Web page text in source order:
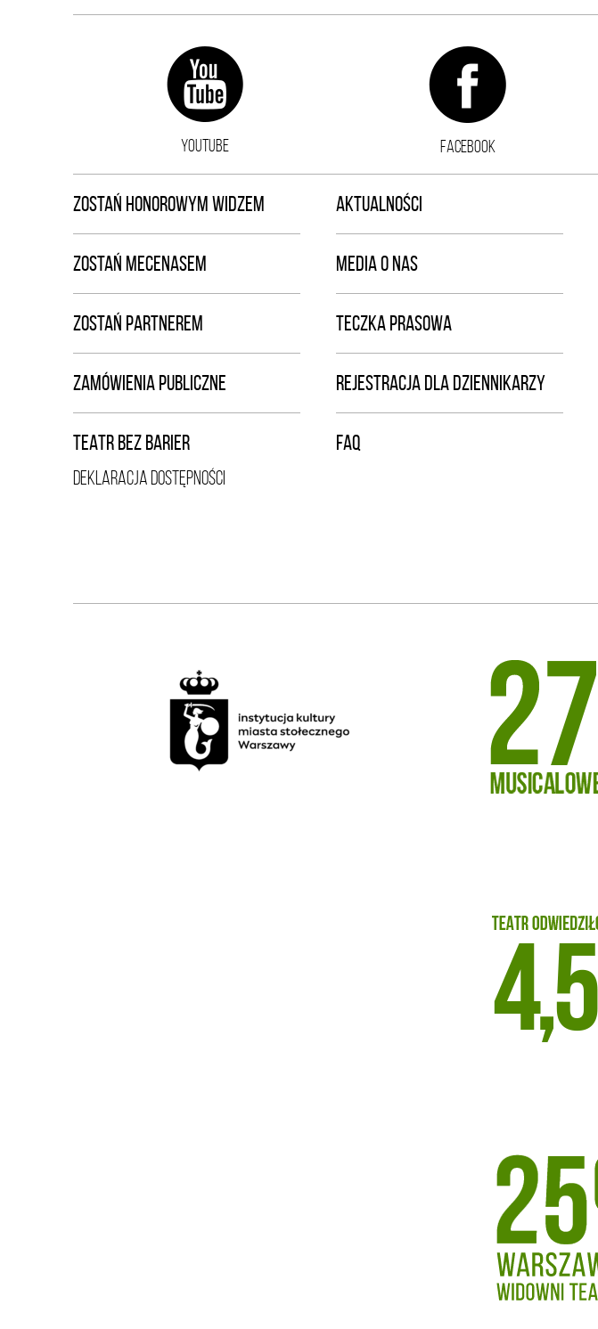
YOUTUBE FACEBOOK
ZOSTAŃ HONOROWYM WIDZEM
ZOSTAŃ MECENASEM
ZOSTAŃ PARTNEREM
ZAMÓWIENIA PUBLICZNE
TEATR BEZ BARIER
DEKLARACJA DOSTĘPNOŚCI
AKTUALNOŚCI
MEDIA O NAS
TECZKA PRASOWA
REJESTRACJA DLA DZIENNIKARZY
FAQ